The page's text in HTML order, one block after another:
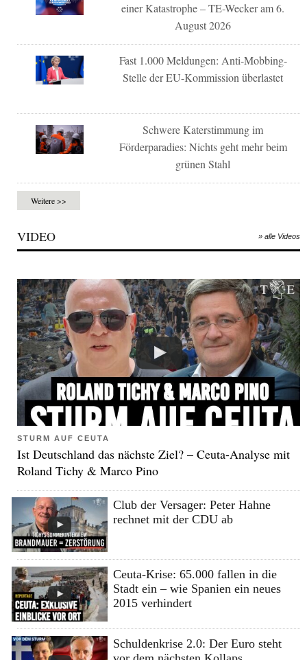
einer Katastrophe – TE-Wecker am 6.
August 2026
Fast 1.000 Meldungen: Anti-Mobbing-
Stelle der EU-Kommission überlastet
Schwere Katerstimmung im
Förderparadies: Nichts geht mehr beim
grünen Stahl
Weitere >>
VIDEO » alle Videos
STURM AUF CEUTA
Ist Deutschland das nächste Ziel? – Ceuta-Analyse mit
Roland Tichy & Marco Pino
Club der Versager: Peter Hahne
rechnet mit der CDU ab
Ceuta-Krise: 65.000 fallen in die
Stadt ein – wie Spanien ein neues
2015 verhindert
Schuldenkrise 2.0: Der Euro steht